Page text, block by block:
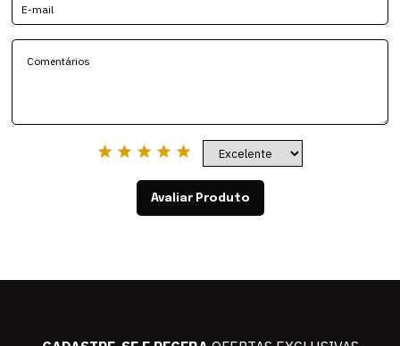
Avaliar Produto